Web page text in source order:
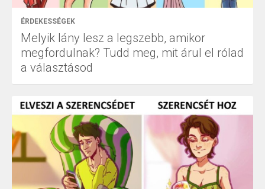
ÉRDEKESSÉGEK
Melyik lány lesz a legszebb, amikor
megfordulnak? Tudd meg, mit árul el rólad
a választásod